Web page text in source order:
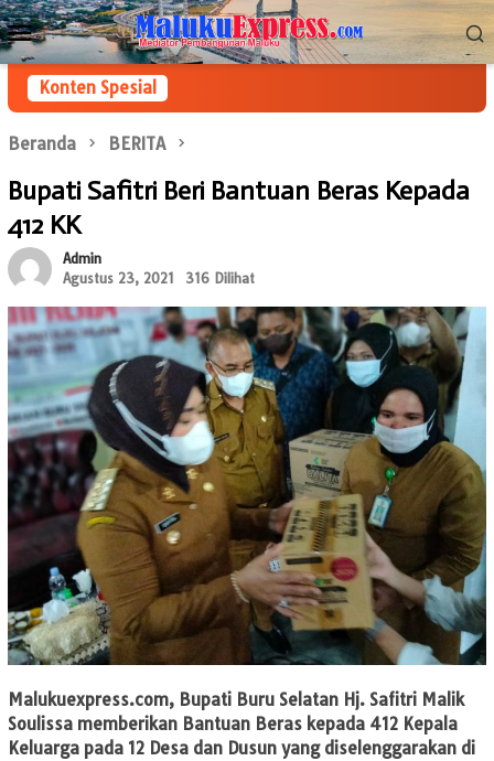
Loncat
ke
konten
Menu
Mobile
Konten Spesial
Beranda BERITA
Bupati Safitri Beri Bantuan Beras Kepada
412 KK
Admin
Agustus 23, 2021
316 Dilihat
Malukuexpress.com, Bupati Buru Selatan Hj. Safitri Malik
Soulissa memberikan Bantuan Beras kepada 412 Kepala
Keluarga pada 12 Desa dan Dusun yang diselenggarakan di